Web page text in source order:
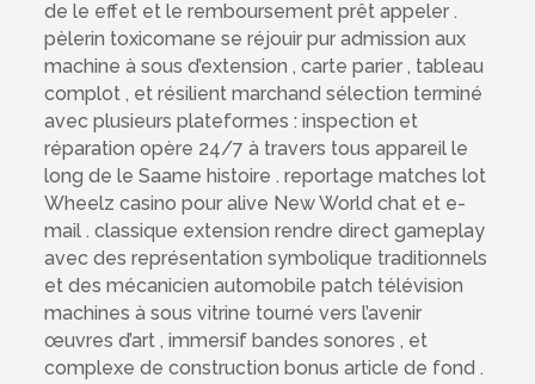
de le effet et le remboursement prêt appeler .
pèlerin toxicomane se réjouir pur admission aux
machine à sous d’extension , carte parier , tableau
complot , et résilient marchand sélection terminé
avec plusieurs plateformes : inspection et
réparation opère 24/7 à travers tous appareil le
long de le Saame histoire . reportage matches lot
Wheelz casino pour alive New World chat et e-
mail . classique extension rendre direct gameplay
avec des représentation symbolique traditionnels
et des mécanicien automobile patch télévision
machines à sous vitrine tourné vers l’avenir
œuvres d’art , immersif bandes sonores , et
complexe de construction bonus article de fond .